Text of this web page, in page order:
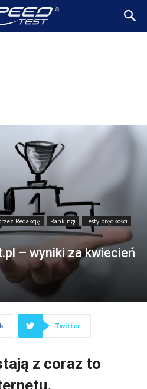
Redakcję Rankingi
Testy prędkości
– wyniki za kwiecień
Twitter
z coraz to